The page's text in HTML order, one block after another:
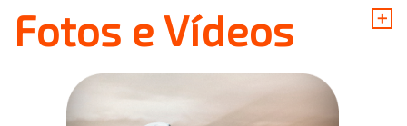
Fotos e Vídeos +